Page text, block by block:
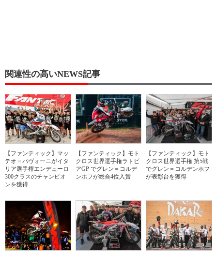
関連性の高いNEWS記事
【ファンティック】マッ
テオ＝パヴォーニがイタ
リア選手権エンデューロ
300クラスのチャンピオ
ンを獲得
【ファンティック】モト
クロス世界選手権ラトビ
アGP でグレン＝コルデ
ンホフが総合4位入賞
【ファンティック】モト
クロス世界選手権 第5戦
でグレン＝コルデンホフ
が表彰台を獲得